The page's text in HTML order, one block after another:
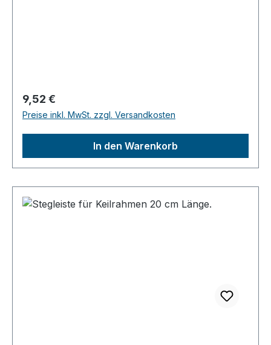
Regulärer Preis:
9,52 €
Preise inkl. MwSt. zzgl. Versandkosten
In den Warenkorb